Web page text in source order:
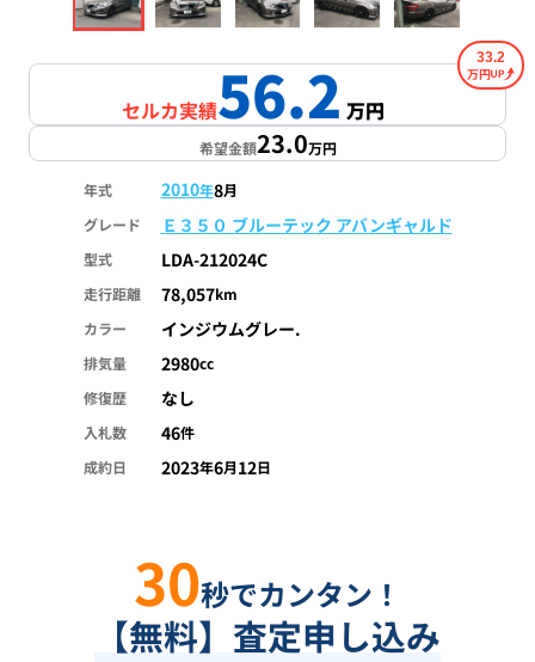
セルカ実績56.2万円
33.2
万円
希望金額23.0万円
年式 2010年8月
グレード
Ｅ３５０ ブルーテック アバンギャルド
型式 LDA-212024C
走行距離 78,057km
カラー
インジウムグレー.
排気量 2980cc
修復歴
なし
入札数 46件
成約日
2023年6月12日
30秒でカンタン！
【無料】査定申し込み